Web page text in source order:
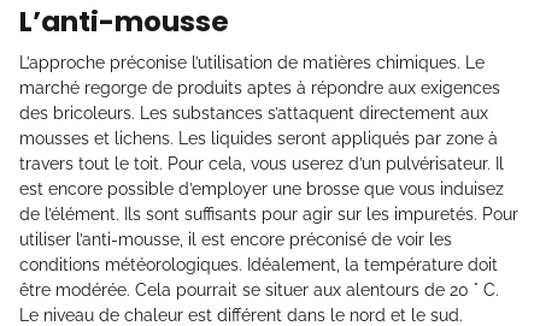
L’anti-mousse
L’approche préconise l’utilisation de matières chimiques. Le
marché regorge de produits aptes à répondre aux exigences
des bricoleurs. Les substances s’attaquent directement aux
mousses et lichens. Les liquides seront appliqués par zone à
travers tout le toit. Pour cela, vous userez d’un pulvérisateur. Il
est encore possible d’employer une brosse que vous induisez
de l’élément. Ils sont suffisants pour agir sur les impuretés. Pour
utiliser l’anti-mousse, il est encore préconisé de voir les
conditions météorologiques. Idéalement, la température doit
être modérée. Cela pourrait se situer aux alentours de 20 ° C.
Le niveau de chaleur est différent dans le nord et le sud.